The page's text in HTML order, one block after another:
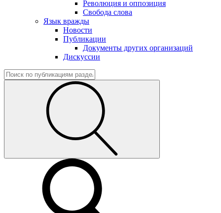
Революция и оппозиция
Свобода слова
Язык вражды
Новости
Публикации
Документы других организаций
Дискуссии